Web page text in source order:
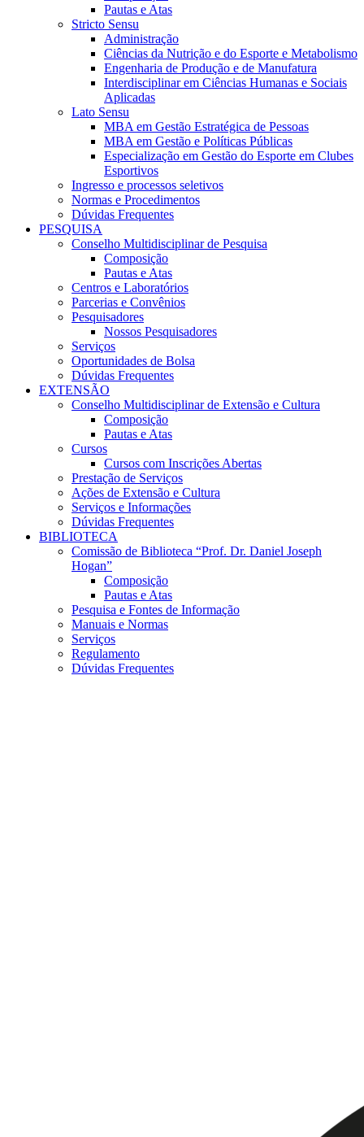
Pautas e Atas
Stricto Sensu
Administração
Ciências da Nutrição e do Esporte e Metabolismo
Engenharia de Produção e de Manufatura
Interdisciplinar em Ciências Humanas e Sociais
Aplicadas
Lato Sensu
MBA em Gestão Estratégica de Pessoas
MBA em Gestão e Políticas Públicas
Especialização em Gestão do Esporte em Clubes
Esportivos
Ingresso e processos seletivos
Normas e Procedimentos
Dúvidas Frequentes
PESQUISA
Conselho Multidisciplinar de Pesquisa
Composição
Pautas e Atas
Centros e Laboratórios
Parcerias e Convênios
Pesquisadores
Nossos Pesquisadores
Serviços
Oportunidades de Bolsa
Dúvidas Frequentes
EXTENSÃO
Conselho Multidisciplinar de Extensão e Cultura
Composição
Pautas e Atas
Cursos
Cursos com Inscrições Abertas
Prestação de Serviços
Ações de Extensão e Cultura
Serviços e Informações
Dúvidas Frequentes
BIBLIOTECA
Comissão de Biblioteca “Prof. Dr. Daniel Joseph
Hogan”
Composição
Pautas e Atas
Pesquisa e Fontes de Informação
Manuais e Normas
Serviços
Regulamento
Dúvidas Frequentes